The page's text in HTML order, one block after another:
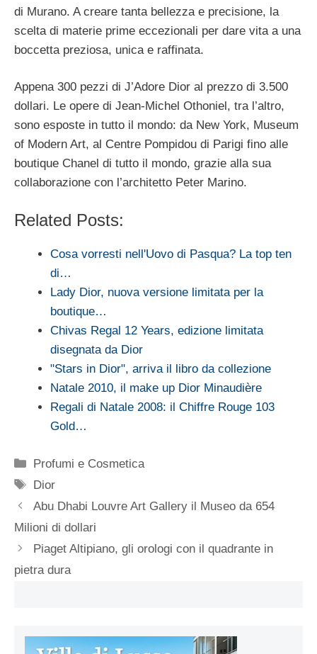
di Murano. A creare tanta bellezza e precisione, la
scelta di materie prime eccezionali per dare vita a una
boccetta preziosa, unica e raffinata.
Appena 300 pezzi di J’Adore Dior al prezzo di 3.500
dollari. Le opere di Jean-Michel Othoniel, tra l’altro,
sono esposte in tutto il mondo: da New York, Museum
of Modern Art, al Centre Pompidou di Parigi fino alle
boutique Chanel di tutto il mondo, grazie alla sua
collaborazione con l’architetto Peter Marino.
Related Posts:
Cosa vorresti nell'Uovo di Pasqua? La top ten
di…
Lady Dior, nuova versione limitata per la
boutique…
Chivas Regal 12 Years, edizione limitata
disegnata da Dior
"Stars in Dior", arriva il libro da collezione
Natale 2010, il make up Dior Minaudière
Regali di Natale 2008: il Chiffre Rouge 103
Gold…
Categorie
Profumi e Cosmetica
Tag
Dior
Abu Dhabi Louvre Art Gallery il Museo da 654
Milioni di dollari
Piaget Altipiano, gli orologi con il quadrante in
pietra dura